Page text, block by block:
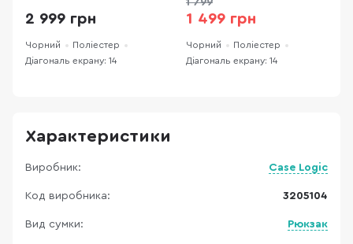
2 999 грн
Чорний
Поліестер
Діагональ екрану: 14
1 799
1 499 грн
Чорний
Поліестер
Діагональ екрану: 14
Характеристики
Виробник: Case Logic
Код виробника: 3205104
Вид сумки: Рюкзак